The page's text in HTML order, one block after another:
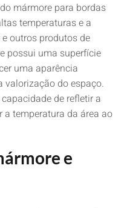
mármore para bordas
temperaturas e a
outros produtos de
possui uma superfície
uma aparência
valorização do espaço.
de refletir a
a temperatura da área ao
e